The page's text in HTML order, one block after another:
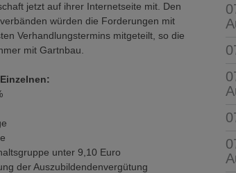
jetzt auf ihrer Internetseite mit. Den
würden die Forderungen mit
Verhandlungstermins mitgeteilt, so die
mit Gartnbau.
unter 9,10 Euro
der Auszubildendenvergütung